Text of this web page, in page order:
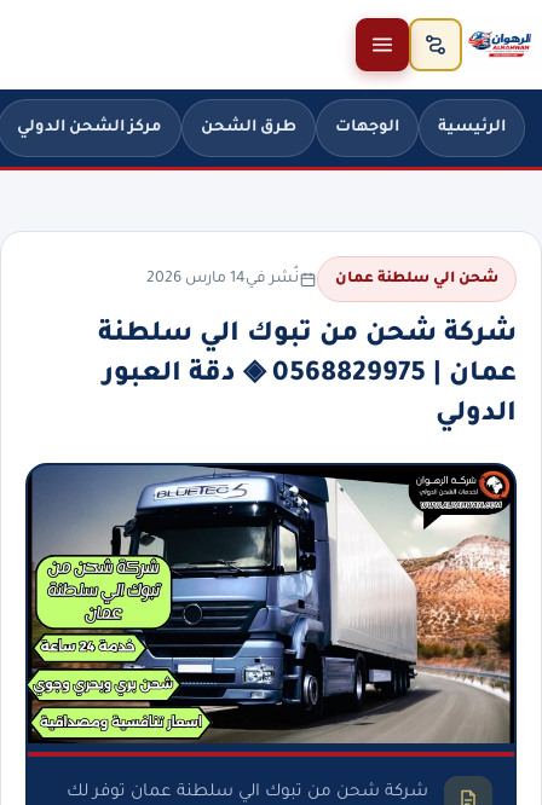
تخطَّ إلى المحتوى
الرئيسية الوجهات طرق الشحن مركز الشحن الدولي
شحن الي سلطنة عمان نُشر في14 مارس 2026
شركة شحن من تبوك الي سلطنة
عمان | 0568829975 ◈ دقة العبور
الدولي
شركة شحن من تبوك الي سلطنة عمان توفر لك